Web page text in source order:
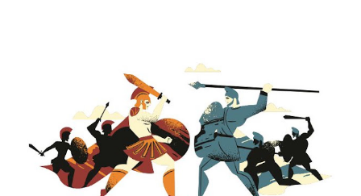
angkat besi yang diukur dari berat beban, binaragawan
diukur dari proporsi, simetri, dan estetika tubuh. Tinggi
Badan Tak Menentukan, Simetri yang Jadi Kunci Banyak
orang penasaran, kenapa sebagian besar binaragawan justru
memiliki postur tubuh tidak terlalu tinggi? Jawabannya
sederhana: simetri dan proporsionalitas lebih mudah